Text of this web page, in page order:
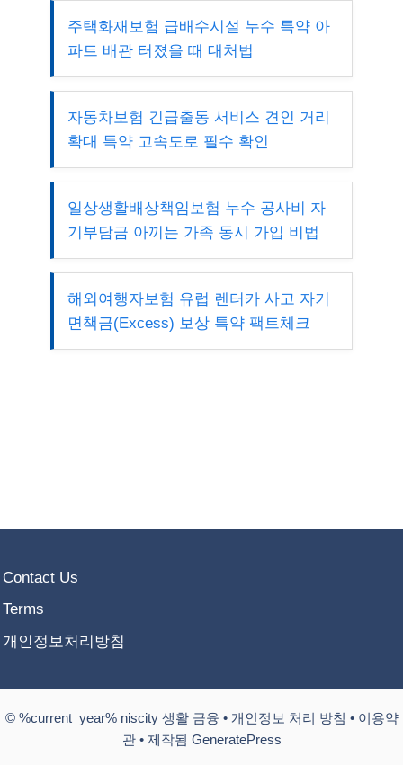
주택화재보험 급배수시설 누수 특약 아
파트 배관 터졌을 때 대처법
자동차보험 긴급출동 서비스 견인 거리
확대 특약 고속도로 필수 확인
일상생활배상책임보험 누수 공사비 자
기부담금 아끼는 가족 동시 가입 비법
해외여행자보험 유럽 렌터카 사고 자기
면책금(Excess) 보상 특약 팩트체크
Contact Us
Terms
개인정보처리방침
© %current_year% niscity 생활 금융 • 개인정보 처리 방침 • 이용약
관• 제작됨 GeneratePress